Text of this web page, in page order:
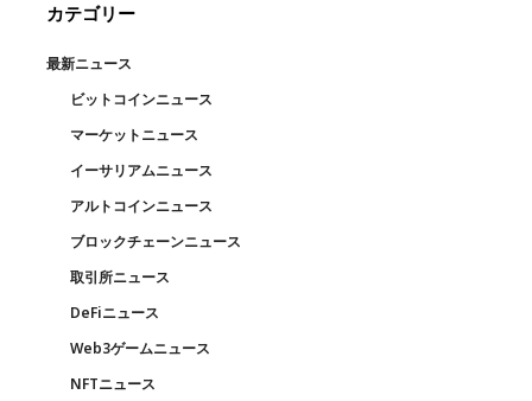
カテゴリー
最新ニュース
ビットコインニュース
マーケットニュース
イーサリアムニュース
アルトコインニュース
ブロックチェーンニュース
取引所ニュース
DeFiニュース
Web3ゲームニュース
NFTニュース